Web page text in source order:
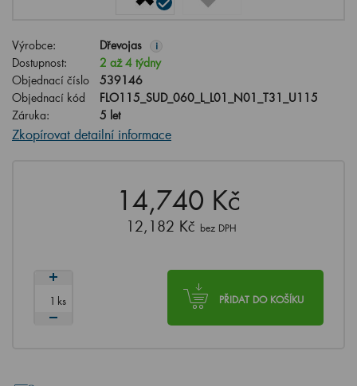
Výrobce: Dřevojas i
Dostupnost:
2 až 4 týdny
Objednací číslo
539146
Objednací kód
FLO115_SUD_060_L_L01_N01_T31_U115
Záruka:
5 let
Zkopírovat detailní informace
14,740 Kč
12,182 Kč bez DPH
PŘIDAT DO KOŠÍKU
ks